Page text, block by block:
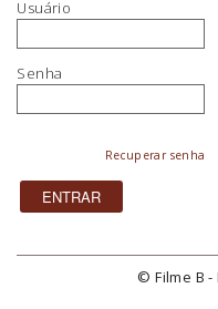
Usuário
Senha
Recuperar senha
© Filme B